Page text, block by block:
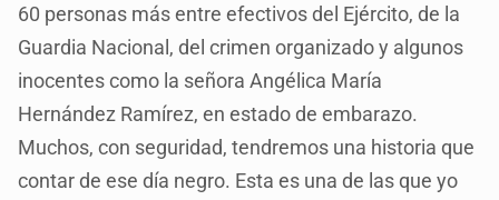
60 personas más entre efectivos del Ejército, de la
Guardia Nacional, del crimen organizado y algunos
inocentes como la señora Angélica María
Hernández Ramírez, en estado de embarazo.
Muchos, con seguridad, tendremos una historia que
contar de ese día negro. Esta es una de las que yo